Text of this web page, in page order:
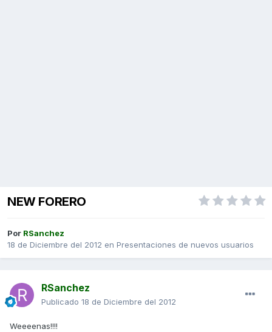
NEW FORERO
Por RSanchez
18 de Diciembre del 2012 en Presentaciones de nuevos usuarios
RSanchez
Publicado 18 de Diciembre del 2012
Weeeenas!!!!